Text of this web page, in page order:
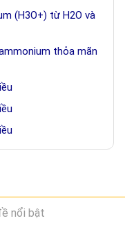
(H3O+) từ H2O và
thỏa mãn
nổi bật